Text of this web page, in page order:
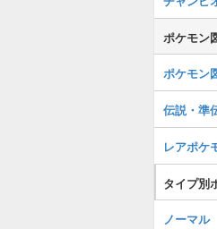
ポケモン
ポケモン
伝説・準
レアポケ
タイプ別
ノーマル